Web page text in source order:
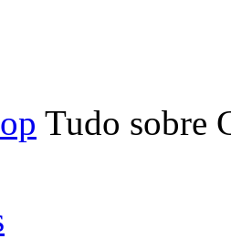
Tudo sobre